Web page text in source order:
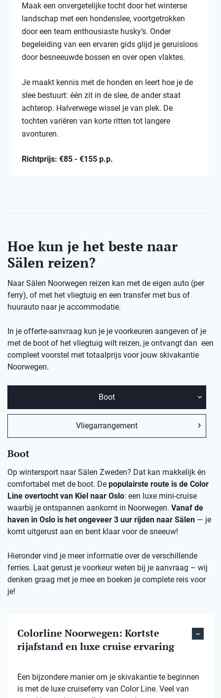
Maak een onvergetelijke tocht door het winterse
landschap met een hondenslee, voortgetrokken
door een team enthousiaste husky’s. Onder
begeleiding van een ervaren gids glijd je geruisloos
door besneeuwde bossen en over open vlaktes.
Je maakt kennis met de honden en leert hoe je de
slee bestuurt: één zit in de slee, de ander staat
achterop. Halverwege wissel je van plek. De
tochten variëren van korte ritten tot langere
avonturen.
Richtprijs: €85 - €155 p.p.
Hoe kun je het beste naar
Sälen reizen?
Naar Sälen Noorwegen reizen kan met de eigen auto (per
ferry), of met het vliegtuig en een transfer met bus of
huurauto naar je accommodatie.
In je offerte-aanvraag kun je je voorkeuren aangeven of je
met de boot of het vliegtuig wilt reizen, je ontvangt dan een
compleet voorstel met totaalprijs voor jouw skivakantie
Noorwegen.
Boot
Vliegarrangement
Boot
Op wintersport naar Sälen Zweden? Dat kan makkelijk én
comfortabel met de boot. De populairste route is de Color
Line overtocht van Kiel naar Oslo: een luxe mini-cruise
waarbij je ontspannen aankomt in Noorwegen. Vanaf de
haven in Oslo is het ongeveer 3 uur rijden naar Sälen — je
komt uitgerust aan en bent klaar voor de sneeuw!
Hieronder vind je meer informatie over de verschillende
ferries. Laat gerust je voorkeur weten bij je aanvraag – wij
denken graag met je mee en boeken je complete reis voor
je!
Colorline Noorwegen: Kortste
rijafstand en luxe cruise ervaring
Een bijzondere manier om je skivakantie te beginnen
is met de luxe cruiseferry van Color Line. Veel van